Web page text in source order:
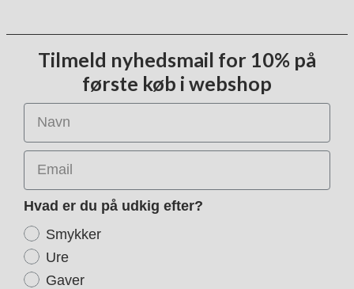
Tilmeld nyhedsmail for 10% på
første køb i webshop
Navn
Email
Hvad er du på udkig efter?
Smykker
Ure
Gaver